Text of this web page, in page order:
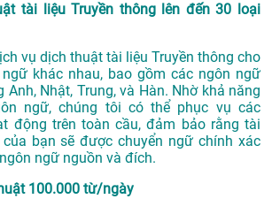
tài liệu Truyền thông lên đến 30 loại
vụ dịch thuật tài liệu Truyền thông cho
khác nhau, bao gồm các ngôn ngữ
Anh, Nhật, Trung, và Hàn. Nhờ khả năng
ngữ, chúng tôi có thể phục vụ các
động trên toàn cầu, đảm bảo rằng tài
của bạn sẽ được chuyển ngữ chính xác
ngữ nguồn và đích.
100.000 từ/ngày